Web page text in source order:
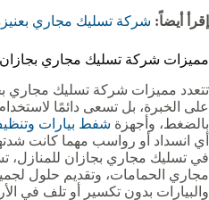
إقرأ أيضاً: شركة تسليك مجاري
مميزات شركة تسليك مجاري بجازان
تتعدد مميزات شركة تسليك مجاري
على الخبرة، بل تسعى دائمًا
بالضغط، وأجهزة شفط بيارات
أي انسداد أو رواسب مهما كانت
في تسليك مجاري بجازان للمنازل،
مجاري الحمامات، وتقديم حلول
والبيارات بدون تكسير أو تلف في